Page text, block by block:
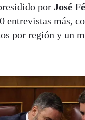
por José
entrevistas más,
por región y un